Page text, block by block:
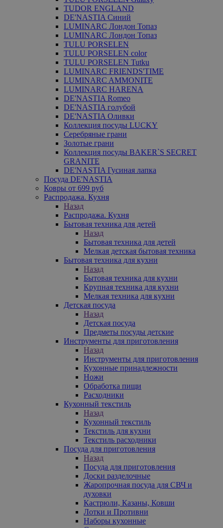
TUDOR ENGLAND
DE'NASTIA Синий
LUMINARC Лондон Топаз
LUMINARC Лондон Топаз
TULU PORSELEN
TULU PORSELEN color
TULU PORSELEN Tutku
LUMINARC FRIENDS'TIME
LUMINARC AMMONITE
LUMINARC HARENA
DE'NASTIA Romeo
DE'NASTIA голубой
DE'NASTIA Оливки
Коллекция посуды LUCKY
Серебряные грани
Золотые грани
Коллекция посуды BAKER`S SECRET
GRANITE
DE'NASTIA Гусиная лапка
Посуда DE'NASTIA
Ковры от 699 руб
Распродажа. Кухня
Назад
Распродажа. Кухня
Бытовая техника для детей
Назад
Бытовая техника для детей
Мелкая детская бытовая техника
Бытовая техника для кухни
Назад
Бытовая техника для кухни
Крупная техника для кухни
Мелкая техника для кухни
Детская посуда
Назад
Детская посуда
Предметы посуды детские
Инструменты для приготовления
Назад
Инструменты для приготовления
Кухонные принадлежности
Ножи
Обработка пищи
Расходники
Кухонный текстиль
Назад
Кухонный текстиль
Текстиль для кухни
Текстиль расходники
Посуда для приготовления
Назад
Посуда для приготовления
Доски разделочные
Жаропрочная посуда для СВЧ и
духовки
Кастрюли, Казаны, Ковши
Лотки и Противни
Наборы кухонные